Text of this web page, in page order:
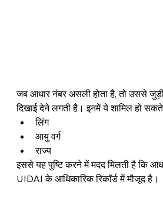
जब आधार नंबर असली होता है, तो उससे
दिखाई देने लगती है। इनमें ये शामिल हो
लिंग
आयु वर्ग
राज्य
इससे यह पुष्टि करने में मदद मिलती है कि
UIDAI के आधिकारिक रिकॉर्ड में मौजूद है।